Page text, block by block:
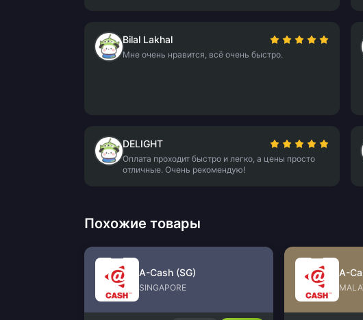
Bilal Lakhal
Мне очень нравится, всё очень быстро.
DELIGHT
Оплата проходит быстро и легко, а цены просто
отличные. Очень рекомендую!
Похожие товары
A-Cash (SG)
SINGAPORE
A-